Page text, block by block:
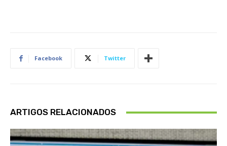
Facebook Twitter
ARTIGOS RELACIONADOS